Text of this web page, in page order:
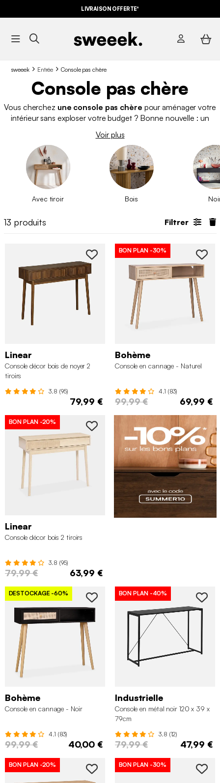
LIVRAISON OFFERTE*
sweeek Entrée Console pas chère
Console pas chère
Vous cherchez une console pas chère pour aménager votre
intérieur sans exploser votre budget ? Bonne nouvelle : un
pour poser vos clés,
pour mettre en valeur vos objets déco ou encore
dans la
chambreen guise de meuble d’appoint, sweeek vous
propose une console pas chère sans compromis sur l'aspect
pratique et esthétique.
Voir plus
Avec tiroir Bois
13 produits Filtrer
Linear
Console décor bois de noyer 2
tiroirs
3.8 (95)
79,99 €
BON PLAN -30%
Bohème
Console en cannage - Naturel
4.1 (83)
99,99 € 69,99 €
BON PLAN -20%
Linear
Console décor bois 2 tiroirs
3.8 (95)
79,99 € 63,99 €
DESTOCKAGE -60%
Bohème
Console en cannage - Noir
4.1 (83)
99,99 € 40,00 €
BON PLAN -40%
Industrielle
Console en métal noir 120 x 39 x
79cm
3.8 (12)
79,99 € 47,99 €
BON PLAN -20% BON PLAN -30%